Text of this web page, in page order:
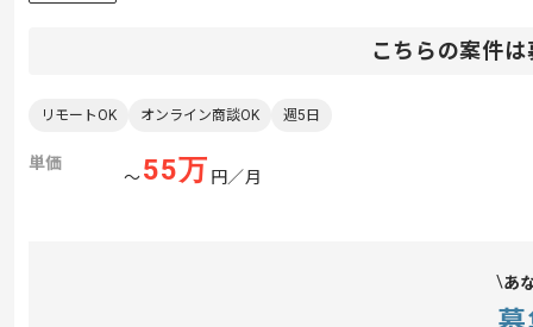
こちらの案件
リモートOK オンライン商談OK 週5日
単価
〜55万 円／月
あ